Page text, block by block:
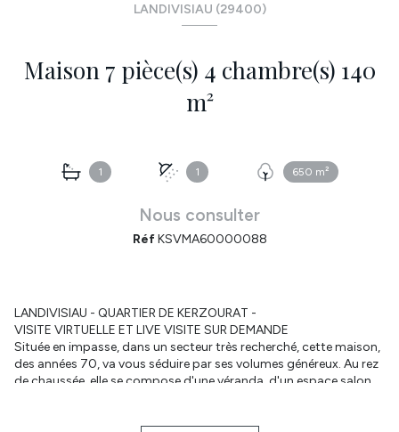
LANDIVISIAU (29400)
Maison 7 pièce(s) 4 chambre(s) 140
m²
1 1 650 m²
Nous consulter
RéfKSVMA60000088
LANDIVISIAU - QUARTIER DE KERZOURAT -
VISITE VIRTUELLE ET LIVE VISITE SUR DEMANDE
Située en impasse, dans un secteur très recherché, cette maison,
des années 70, va vous séduire par ses volumes généreux. Au rez
de chaussée, elle se compose d'une véranda, d'un espace salon